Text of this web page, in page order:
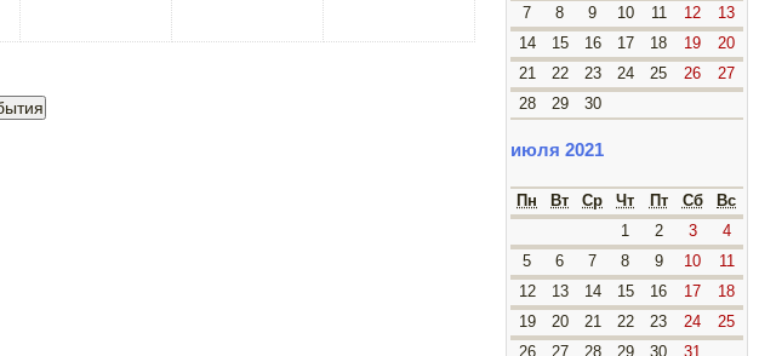
7
8 9 10 11 12
13
14
15 16 17 18 19
20
21
22 23 24 25 26
27
28
29 30
июля 2021
Пн Вт Ср Чт Пт Сб
Вс
1
2 3
4
5
6 7 8 9 10
11
12
13 14 15 16 17
18
19
20 21 22 23 24
25
26
27 28 29 30 31